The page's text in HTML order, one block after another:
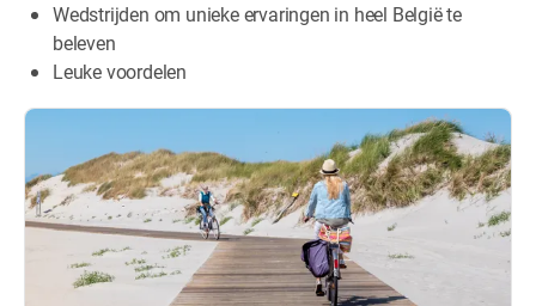
Wedstrijden om unieke ervaringen in heel België te
beleven
Leuke voordelen